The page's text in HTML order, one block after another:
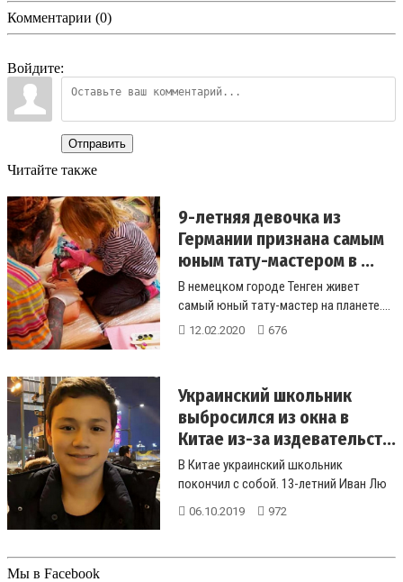
Комментарии (0)
Войдите:
Отправить
Читайте также
9-летняя девочка из
Германии признана самым
юным тату-мастером в ...
В немецком городе Тенген живет
самый юный тату-мастер на планете....
12.02.2020 676
Украинский школьник
выбросился из окна в
Китае из-за издевательст...
В Китае украинский школьник
покончил с собой. 13-летний Иван Лю
из украино-китайской семьи
06.10.2019 972
Мы в Facebook